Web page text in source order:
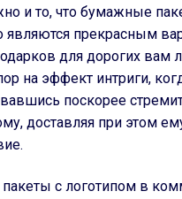
и то, что бумажные
являются прекрасным
для дорогих вам
на эффект интриги,
поскорее
доставляя при этом
с логотипом в